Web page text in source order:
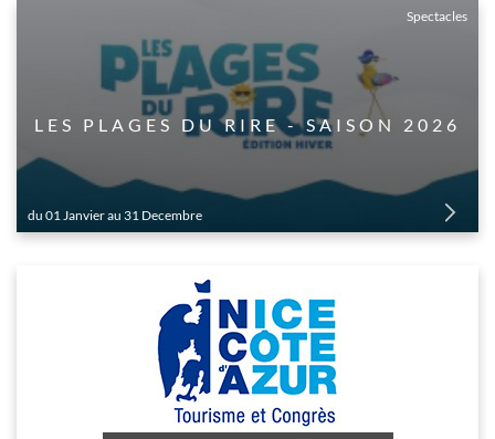
Spectacles
LES PLAGES DU RIRE - SAISON 2026
du 01 Janvier au 31 Decembre